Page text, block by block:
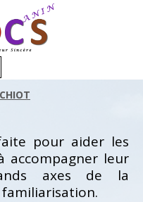
pour aider les
accompagner leur
axes de la